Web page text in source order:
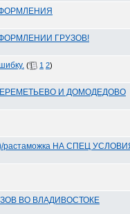
ГРУЗОВ!
( 1 2)
И ДОМОДЕДОВО
растаможка НА СПЕЦ
ВО ВЛАДИВОСТОКЕ